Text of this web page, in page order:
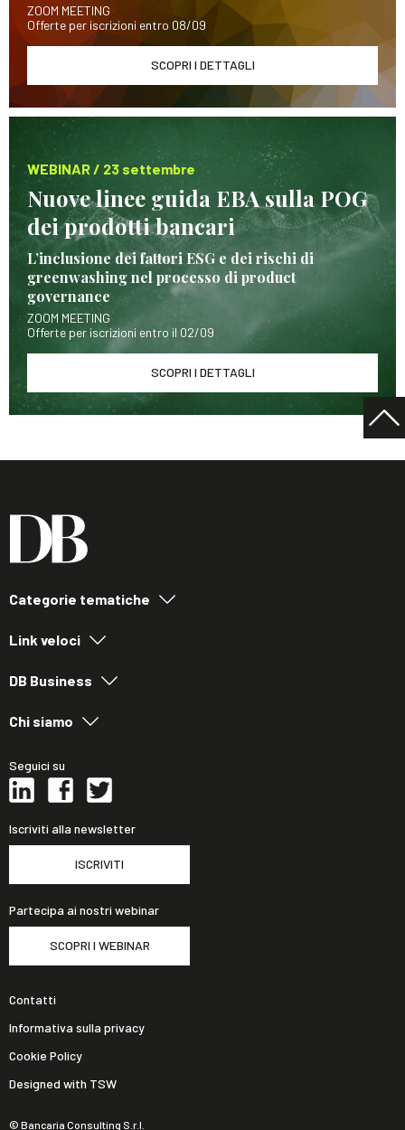
ZOOM MEETING
Offerte per iscrizioni entro 08/09
SCOPRI I DETTAGLI
WEBINAR / 23 settembre
Nuove linee guida EBA sulla POG
dei prodotti bancari
L’inclusione dei fattori ESG e dei rischi di
greenwashing nel processo di product
governance
ZOOM MEETING
Offerte per iscrizioni entro il 02/09
SCOPRI I DETTAGLI
Categorie tematiche
Link veloci
DB Business
Chi siamo
Seguici su
Iscriviti alla newsletter
ISCRIVITI
Partecipa ai nostri webinar
SCOPRI I WEBINAR
© Bancaria Consulting S.r.l.
Contatti
Informativa sulla privacy
Cookie Policy
Designed with TSW